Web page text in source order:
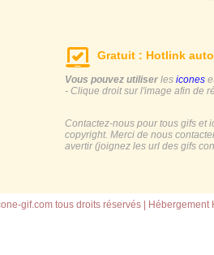
Gratuit : Hotlink
Vous pouvez utiliser les icones
- Clique droit sur l'image afin de
Contactez-nous pour tous gifs et
copyright. Merci de nous
avertir (joignez les url des gifs
gif.com tous droits réservés | Hébergement